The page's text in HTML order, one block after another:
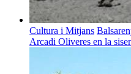
Cultura i Mitjans
Arcadi Oliveres en la